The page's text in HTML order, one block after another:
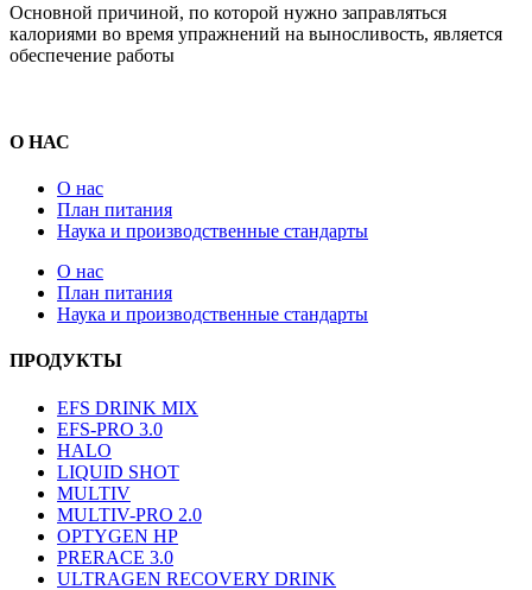
Основной причиной, по которой нужно заправляться
калориями во время упражнений на выносливость, является
обеспечение работы
О НАС
О нас
План питания
Наука и производственные стандарты
О нас
План питания
Наука и производственные стандарты
ПРОДУКТЫ
EFS DRINK MIX
EFS-PRO 3.0
HALO
LIQUID SHOT
MULTIV
MULTIV-PRO 2.0
OPTYGEN HP
PRERACE 3.0
ULTRAGEN RECOVERY DRINK